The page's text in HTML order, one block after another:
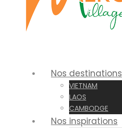
Nos destinations
VIETNAM
LAOS
CAMBODGE
Nos inspirations